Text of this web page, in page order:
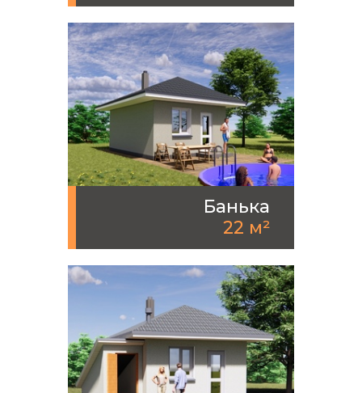
Банька
22 м²